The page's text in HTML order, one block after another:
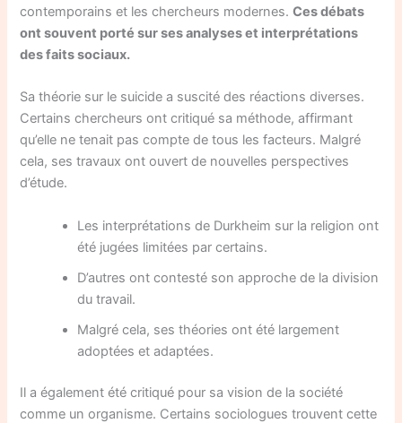
contemporains et les chercheurs modernes.Ces débats
ont souvent porté sur ses analyses et interprétations
des faits sociaux.
Sa théorie sur le suicide a suscité des réactions diverses.
Certains chercheurs ont critiqué sa méthode, affirmant
qu’elle ne tenait pas compte de tous les facteurs. Malgré
cela, ses travaux ont ouvert de nouvelles perspectives
d’étude.
Les interprétations de Durkheim sur la religion ont
été jugées limitées par certains.
D’autres ont contesté son approche de la division
du travail.
Malgré cela, ses théories ont été largement
adoptées et adaptées.
Il a également été critiqué pour sa vision de la société
comme un organisme. Certains sociologues trouvent cette